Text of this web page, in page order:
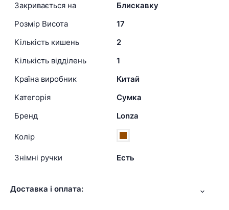
Закривається на
Блискавку
Розмір Висота
17
Кількість кишень
2
Кількість відділень
1
Країна виробник
Китай
Категорія
Сумка
Бренд
Lonza
Колір
Знімні ручки Есть
Доставка і оплата: